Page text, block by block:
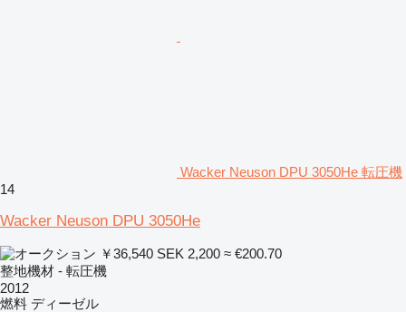
Wacker Neuson DPU 3050He 転圧機
14
Wacker Neuson DPU 3050He
￥36,540 SEK 2,200 ≈ €200.70
整地機材 - 転圧機
2012
燃料 ディーゼル